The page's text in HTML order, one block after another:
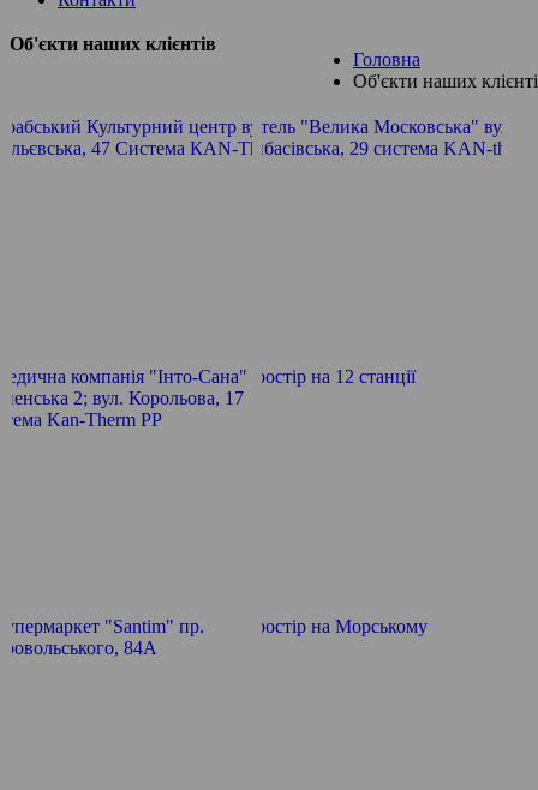
Головна
Об'єкти наших
Об'єкти наших клієнтів